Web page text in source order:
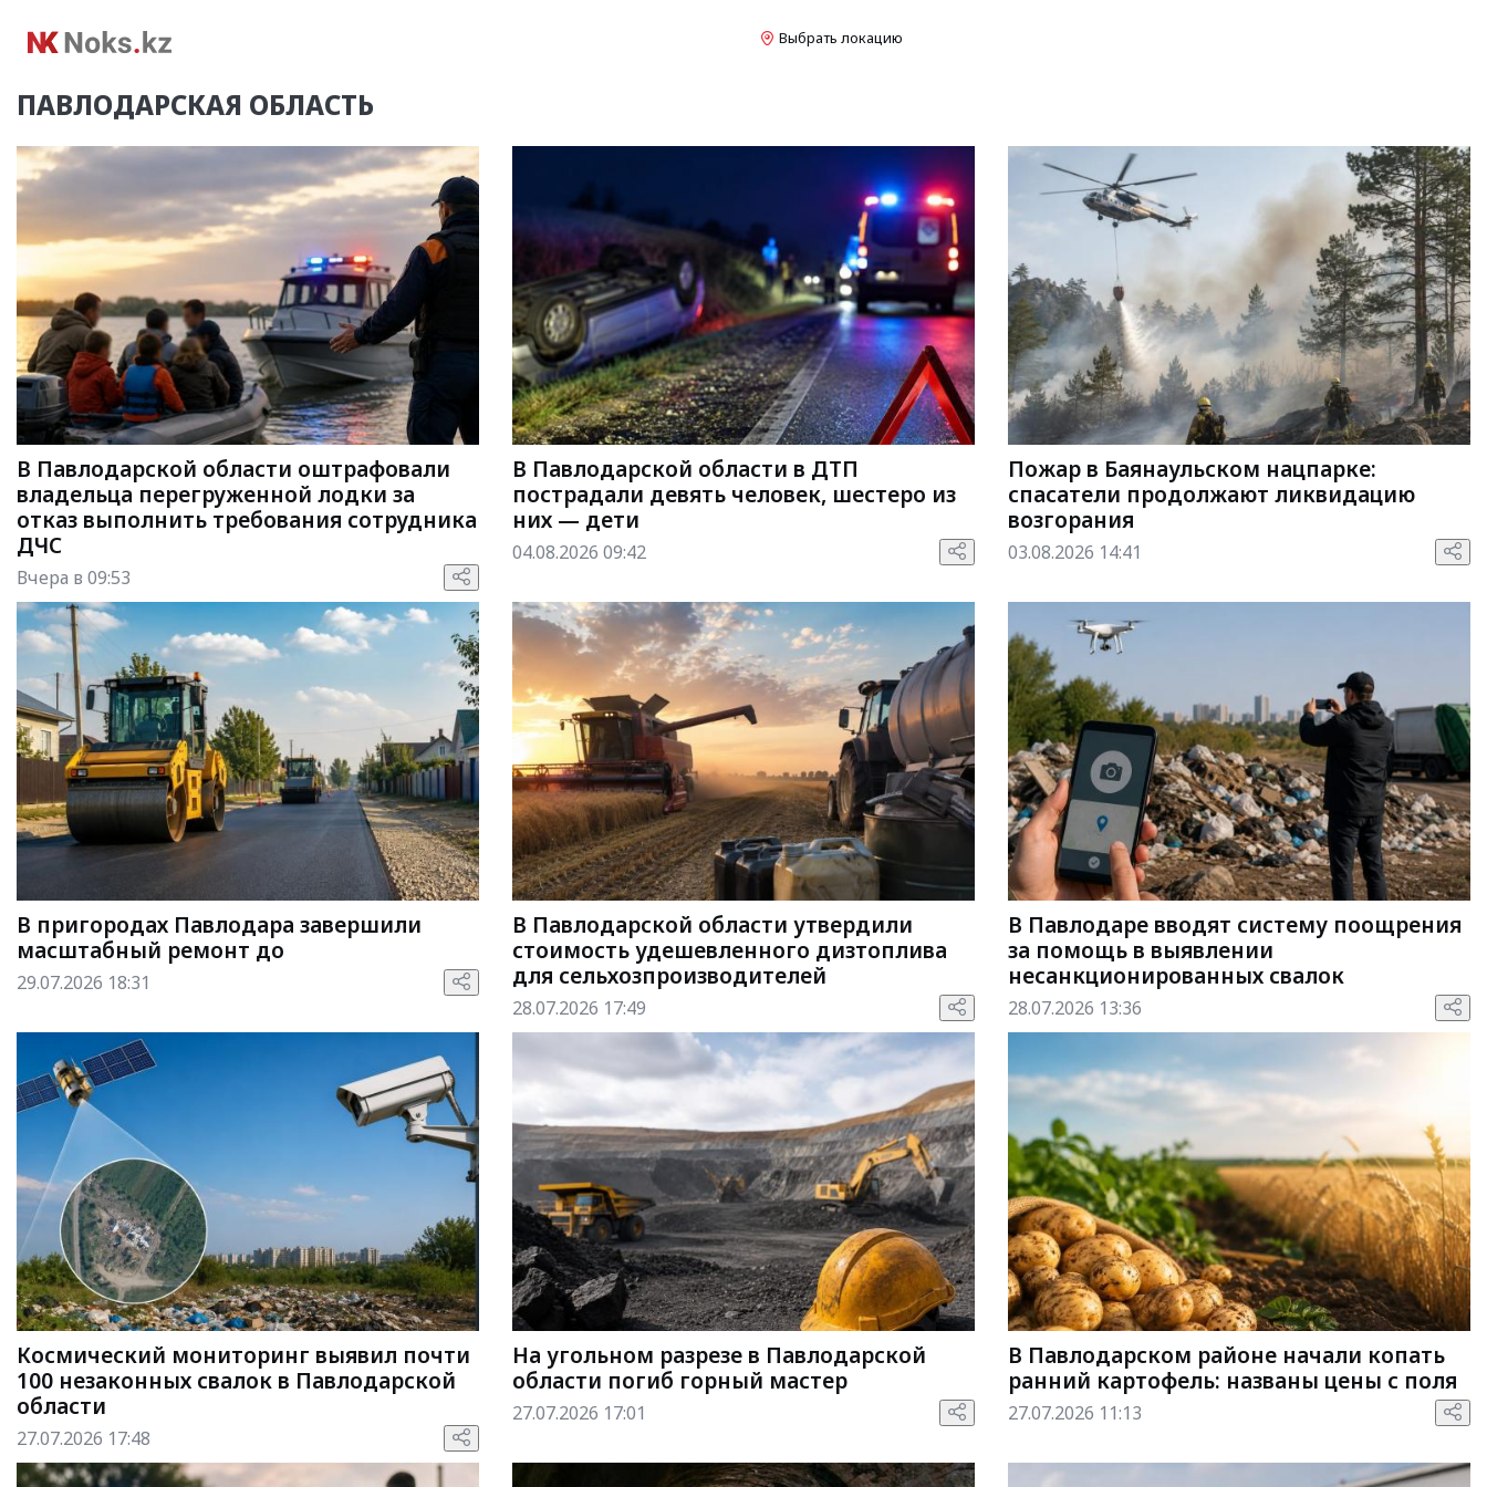
Выбрать локацию
ПАВЛОДАРСКАЯ ОБЛАСТЬ
В Павлодарской области оштрафовали
владельца перегруженной лодки за
отказ выполнить требования сотрудника
ДЧС
Вчера в 09:53
В Павлодарской области в ДТП
пострадали девять человек, шестеро из
них — дети
04.08.2026 09:42
Пожар в Баянаульском нацпарке:
спасатели продолжают ликвидацию
возгорания
03.08.2026 14:41
В пригородах Павлодара завершили
масштабный ремонт до
29.07.2026 18:31
В Павлодарской области утвердили
стоимость удешевленного дизтоплива
для сельхозпроизводителей
28.07.2026 17:49
В Павлодаре вводят систему поощрения
за помощь в выявлении
несанкционированных свалок
28.07.2026 13:36
Космический мониторинг выявил почти
100 незаконных свалок в Павлодарской
области
27.07.2026 17:48
На угольном разрезе в Павлодарской
области погиб горный мастер
27.07.2026 17:01
В Павлодарском районе начали копать
ранний картофель: названы цены с поля
27.07.2026 11:13